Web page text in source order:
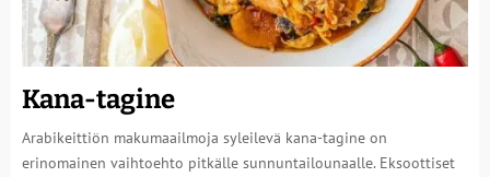
Kana-tagine
Arabikeittiön makumaailmoja syleilevä kana-tagine on
erinomainen vaihtoehto pitkälle sunnuntailounaalle. Eksoottiset